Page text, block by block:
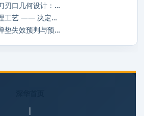
模切刀刃口几何设计：裁切品质与刀具寿命的
热处理工艺 —— 决定模切刀核心品质的底层
刀版弹垫失效预判与预防性更换管理：减少停
|